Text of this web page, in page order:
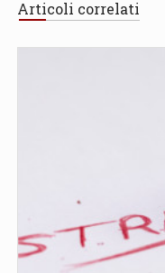
Articoli correlati